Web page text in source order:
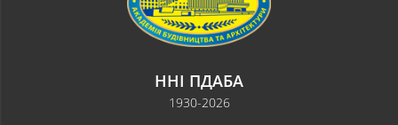
ННІ ПДАБА
1930-2026